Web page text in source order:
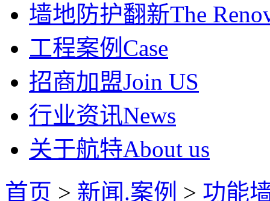
墙地防护翻新The
工程案例 Case
招商加盟Join US
行业资讯News
关于航特About us
首页 > 新闻.案例 > 功能